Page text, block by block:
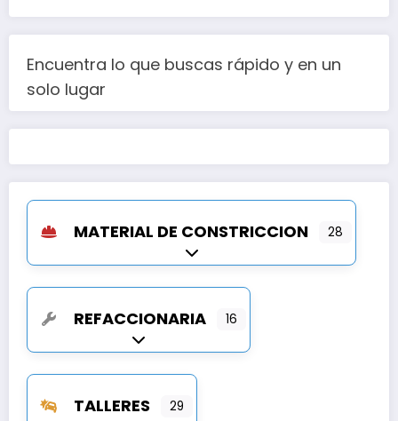
Encuentra lo que buscas rápido y en un
solo lugar
MATERIAL DE CONSTRICCION 28
Expandir sub-categorías
REFACCIONARIA 16
Expandir sub-categorías
TALLERES 29